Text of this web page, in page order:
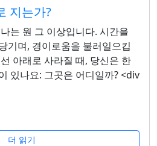
지는가?
는 원 그 이상입니다. 시간을
기며, 경이로움을 불러일으킵
아래로 사라질 때, 당신은 한
있나요: 그곳은 어디일까? <div
더 읽기